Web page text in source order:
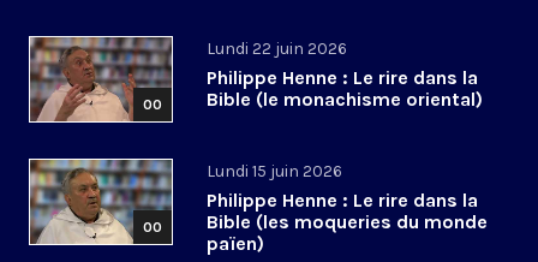
00
Lundi 22 juin 2026
Philippe Henne : Le rire dans la
Bible (le monachisme oriental)
00
Lundi 15 juin 2026
Philippe Henne : Le rire dans la
Bible (les moqueries du monde
païen)